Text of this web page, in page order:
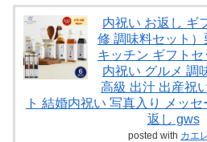
内祝い お返し ギ
修 調味料セット
キッチン ギフト
内祝い グルメ 調
高級 出汁 出産祝
ト 結婚内祝い 写真入り メッ
返し gws
posted with カエ